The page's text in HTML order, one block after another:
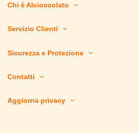
Colore
Giallo
Nero
Chi è Alcioccolato
Servizio Clienti
Sicurezza e Protezione
Contatti
Aggiorna privacy